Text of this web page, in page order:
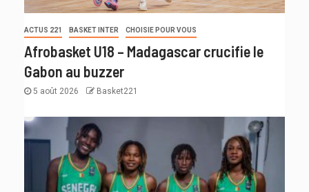
ACTUS 221 BASKET INTER CHOISIE POUR VOUS
Afrobasket U18 – Madagascar crucifie le
Gabon au buzzer
5 août 2026 Basket221